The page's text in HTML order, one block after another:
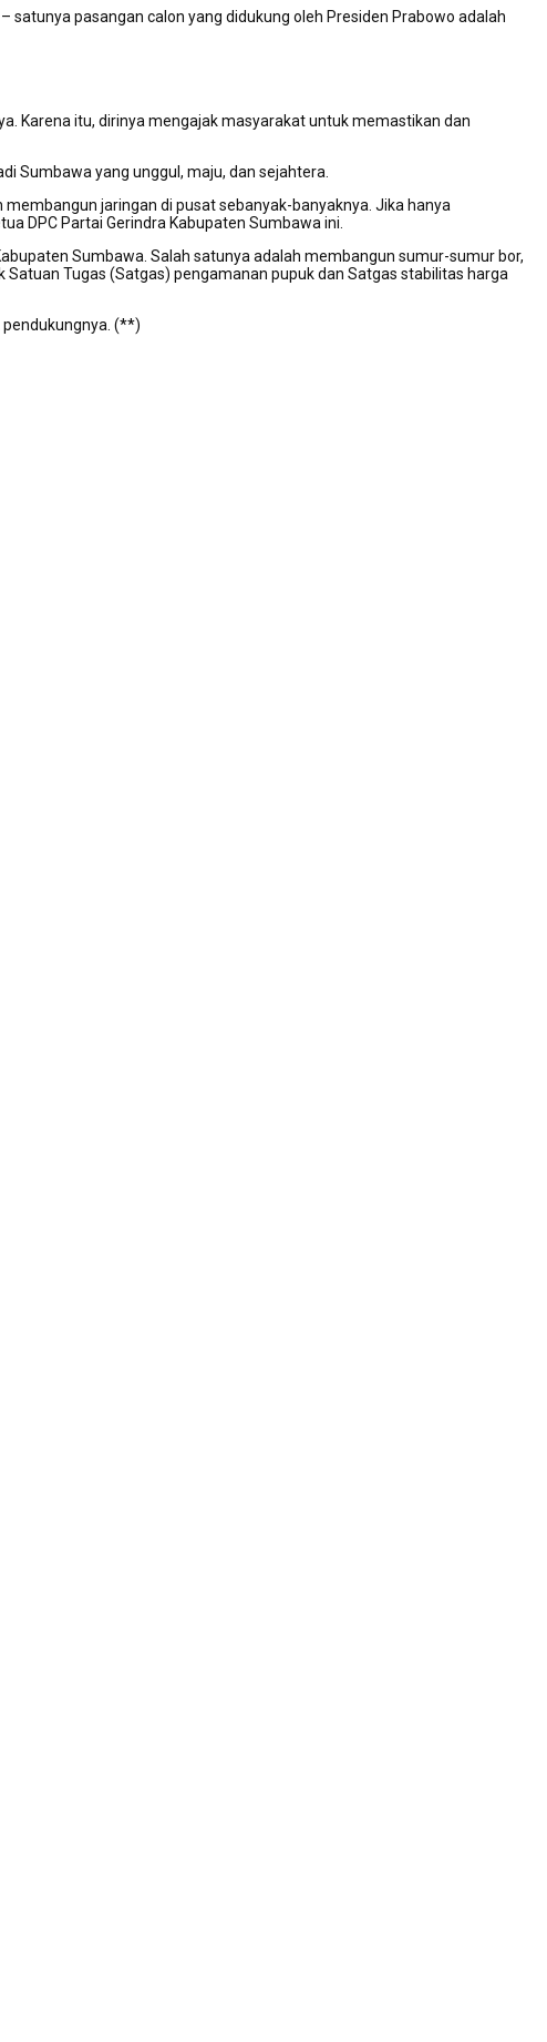
pasangan calon yang didukung oleh Presiden Prabowo adalah
Karena itu, dirinya mengajak masyarakat untuk memastikan dan
Sumbawa yang unggul, maju, dan sejahtera.
jaringan di pusat sebanyak-banyaknya. Jika hanya
DPC Partai Gerindra Kabupaten Sumbawa ini.
Sumbawa. Salah satunya adalah membangun sumur-sumur bor,
Tugas (Satgas) pengamanan pupuk dan Satgas stabilitas harga
pendukungnya. (**)